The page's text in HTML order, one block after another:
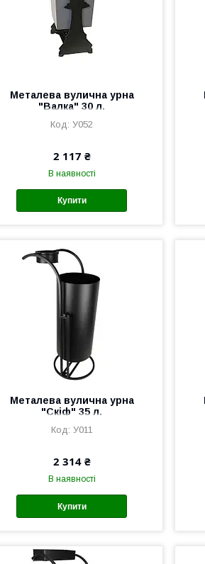
Металева вулична урна
"Валка" 30 л.
У052
2 117 ₴
В наявності
Купити
Металева вулична урна
"Скіф" 35 л.
У011
2 314 ₴
В наявності
Купити